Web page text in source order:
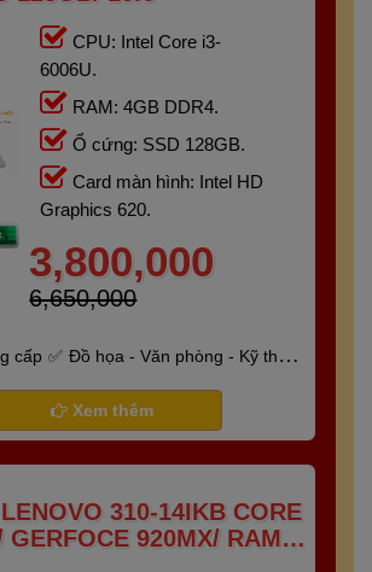
CPU: Intel Core i3-
6006U.
RAM: 4GB DDR4.
Ổ cứng: SSD 128GB.
Card màn hình: Intel HD
Graphics 620.
3,800,000
6,650,000
cấp
Đồ họa - Văn phòng - Kỹ thuật
hành 6 tháng
Xem thêm
310-14IKB CORE
GERFOCE 920MX/ RAM 8